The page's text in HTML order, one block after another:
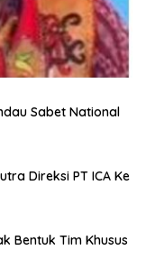
Sabet National
Direksi PT ICA Ke
Bentuk Tim Khusus